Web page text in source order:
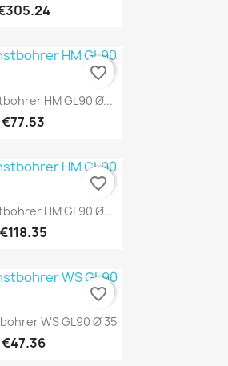
Quick viewHM GL90 Ø...
€77.53
favorite_border
Quick viewHM GL90 Ø...
€118.35
favorite_border
Quick viewWS GL90 Ø 35
€47.36
favorite_border